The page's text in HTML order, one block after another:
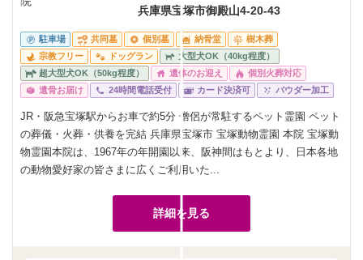
兵庫県宝塚市御殿山4-20-43
駐車場 共同墓 個別墓 納骨堂
樹木葬
宗教フリー
ドッグラン
大型犬OK（40kg程度）
超大型犬OK（50kg程度）
遺体のお迎え
個別火葬対応
遺骨お届け
24時間電話受付 カード決済可 パウダー加工
JR・阪急宝塚駅からお車で約5分 僧侶が常駐するペット霊園 ペット
の葬儀・火葬・供養を完結 兵庫県宝塚市 宝塚動物霊園 本院 宝塚動
物霊園本院は、1967年の年開園以来、阪神間はもとより、日本各地
の動物愛好家の皆さまに広くご利用いた...
詳細を見る